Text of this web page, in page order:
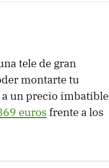
tele de gran
montarte tu
a un precio imbatible
euros frente a los